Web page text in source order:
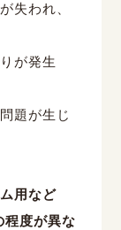
失われ、
が発生
題が生じ
用など
程度が異な